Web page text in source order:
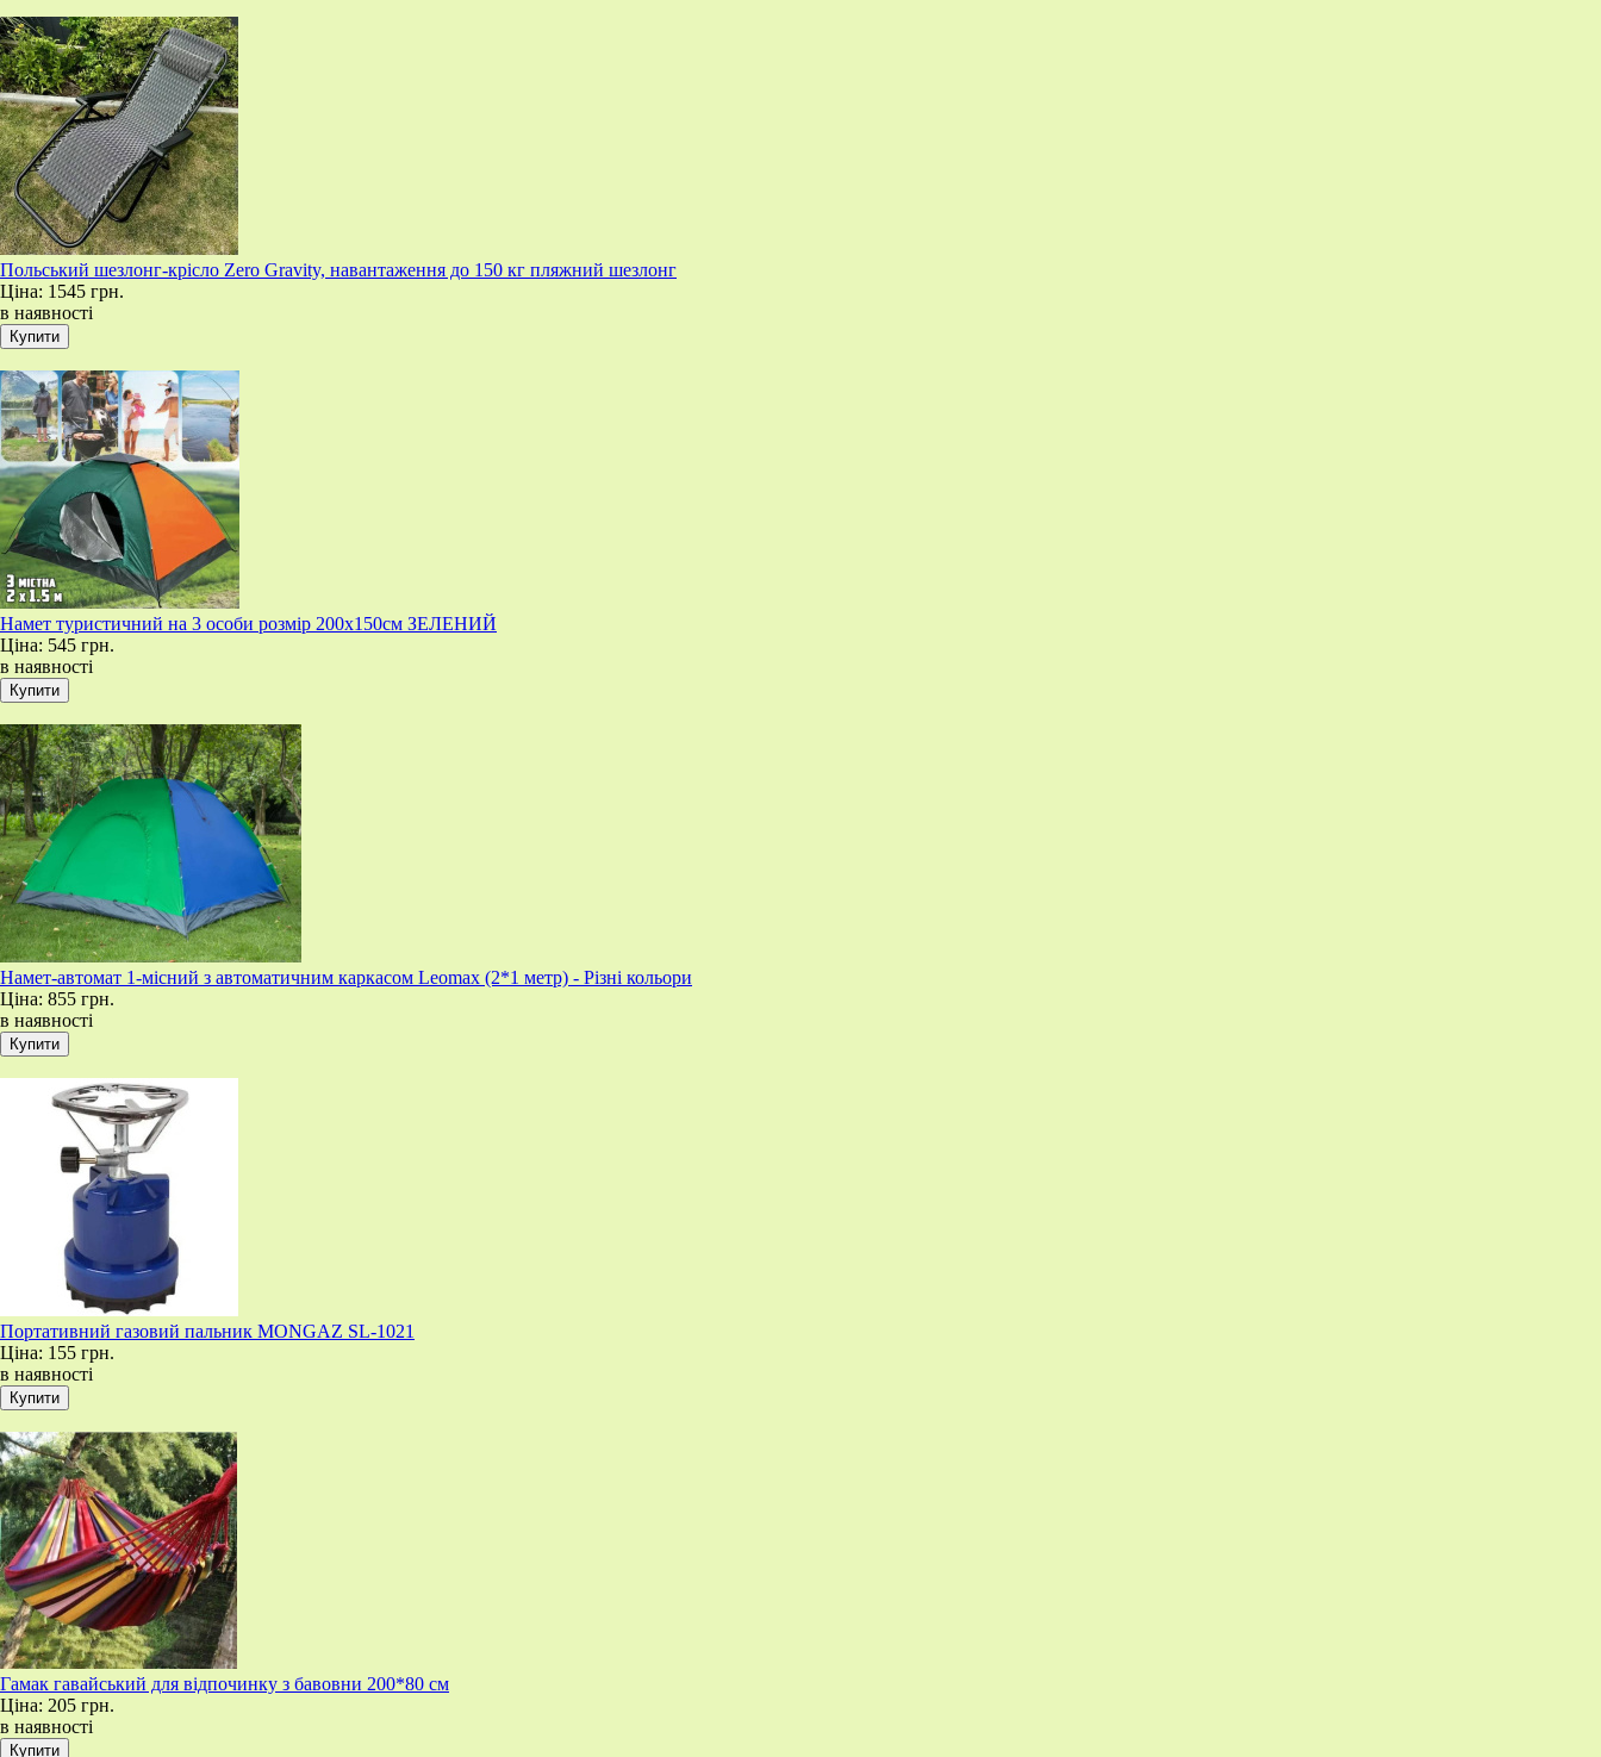
Польський шезлонг-крісло Zero Gravity, навантаження до 150 кг пляжний шезлонг
Ціна: 1545 грн.
в наявності
Намет туристичний на 3 особи розмір 200х150см ЗЕЛЕНИЙ
Ціна: 545 грн.
в наявності
Намет-автомат 1-місний з автоматичним каркасом Leomax (2*1 метр) - Різні кольори
Ціна: 855 грн.
в наявності
Портативний газовий пальник MONGAZ SL-1021
Ціна: 155 грн.
в наявності
Гамак гавайський для відпочинку з бавовни 200*80 см
Ціна: 205 грн.
в наявності